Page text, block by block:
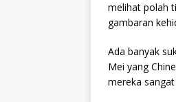
melihat polah
gambaran
Ada banyak
Mei yang
mereka